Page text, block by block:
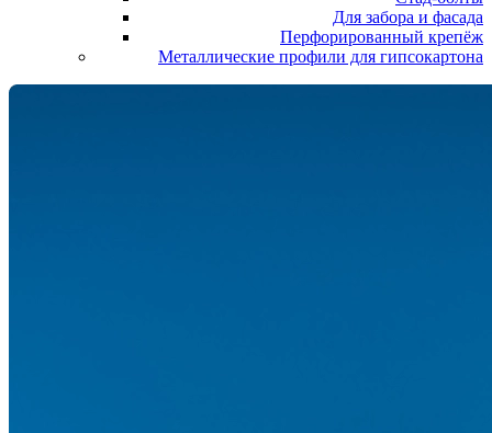
Для забора и фасада
Перфорированный крепёж
Металлические профили для гипсокартона